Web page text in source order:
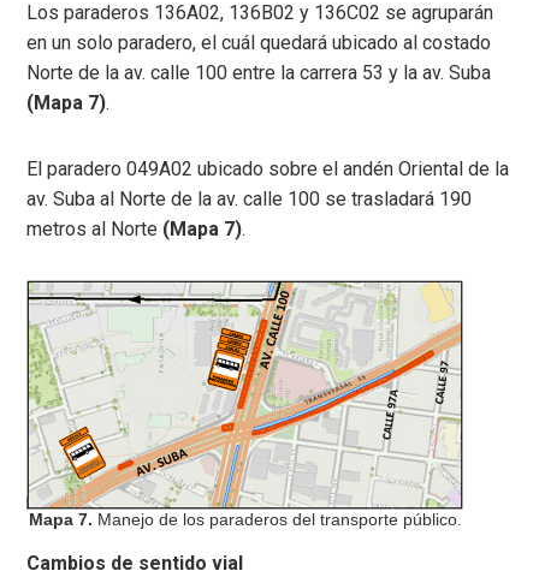
Los paraderos 136A02, 136B02 y 136C02 se agruparán
en un solo paradero, el cuál quedará ubicado al costado
Norte de la av. calle 100 entre la carrera 53 y la av. Suba
(Mapa 7).
El paradero 049A02 ubicado sobre el andén Oriental de la
av. Suba al Norte de la av. calle 100 se trasladará 190
metros al Norte (Mapa 7).
Mapa 7. Manejo de los paraderos del transporte público.
Cambios de sentido vial